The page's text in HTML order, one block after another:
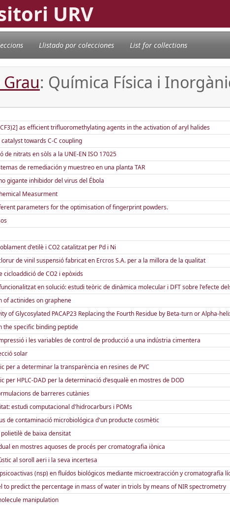
URV
Llistado por colecciones List for collections
: Química Física i
as efficient trifluoromethylating agents in the activation of aryl halides
towards C-C coupling
nitrats en sòls a la UNE-EN ISO 17025
de remediación y muestreo en una planta TAR
gigante inhibidor del virus del Ébola
Measurment
parameters for the optimisation of fingerprint powders.
d'etilè i CO2 catalitzat per Pd i Ni
de vinil suspensió fabricat en Ercros S.A. per a la millora de la qualitat
cicloaddició de CO2 i epòxids
en solució: estudi teòric de dinàmica molecular i DFT sobre l'efecte
of actinides on graphene
of Glycosylated PACAP23 Replacing the Fourth Residue by Beta-turn or Alpha-
the specific binding peptide
i les variables de control de producció a una indústria cimentera
solar
per a determinar la transparència en resines de PVC
per HPLC-DAD per la determinació d'esqualè en mostres de DOD
de barreres cutànies
estudi computacional d'hidrocarburs i POMs
de contaminació microbiológica d'un producte cosmètic
de baixa densitat
en mostres aquoses de procés per cromatografia iònica
al soroll aeri i la seva incertesa
(nsp) en fluídos biológicos mediante microextracción y cromatografía
to predict the percentage in mass of water in triols by means of NIR spectrometry
manipulation